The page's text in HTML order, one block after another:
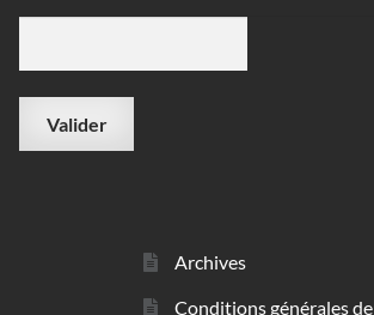
Archives
Conditions générales de